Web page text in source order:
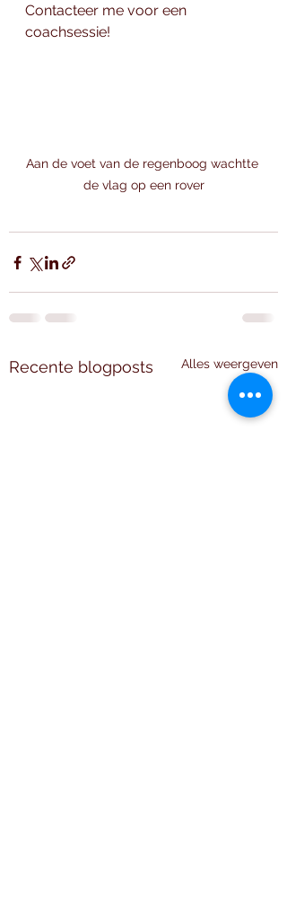
Contacteer me voor een
coachsessie!
Aan de voet van de regenboog wachtte
de vlag op een rover
Recente blogposts Alles weergeven